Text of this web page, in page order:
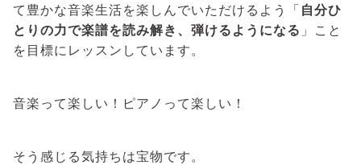
て豊かな音楽生活を楽しんでいただけるよう「 自分ひ
とりの力で楽譜を読み解き、弾けるようになる 」こと
を目標にレッスンしています。
音楽って楽しい！ピアノって楽しい！
そう感じる気持ちは宝物です。